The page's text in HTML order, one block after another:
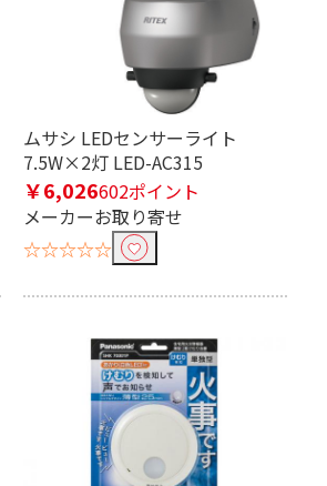
ムサシ LEDセンサーライト
7.5W×2灯 LED-AC315
￥6,026602ポイント
メーカーお取り寄せ
☆☆☆☆☆